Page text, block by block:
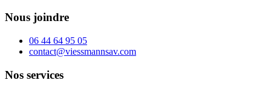
Nous joindre
06 44 64 95 05
contact@viessmannsav.com
Nos services